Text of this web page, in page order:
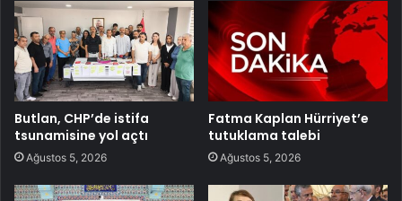
Butlan, CHP’de istifa
tsunamisine yol açtı
Ağustos 5, 2026
Fatma Kaplan Hürriyet’e
tutuklama talebi
Ağustos 5, 2026